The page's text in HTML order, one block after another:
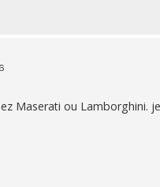
Maserati ou Lamborghini.